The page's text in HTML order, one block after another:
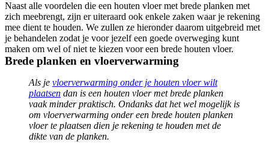
Naast alle voordelen die een houten vloer met brede planken met
zich meebrengt, zijn er uiteraard ook enkele zaken waar je rekening
mee dient te houden. We zullen ze hieronder daarom uitgebreid met
je behandelen zodat je voor jezelf een goede overweging kunt
maken om wel of niet te kiezen voor een brede houten vloer.
Brede planken en vloerverwarming
Als je vloerverwarming onder je houten vloer wilt
plaatsen dan is een houten vloer met brede planken
vaak minder praktisch. Ondanks dat het wel mogelijk is
om vloerverwarming onder een brede houten planken
vloer te plaatsen dien je rekening te houden met de
dikte van de planken.